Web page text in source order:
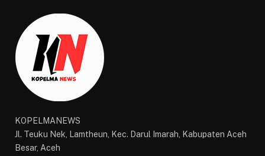
KOPELMANEWS
Jl. Teuku Nek, Lamtheun, Kec. Darul Imarah, Kabupaten Aceh
Besar, Aceh